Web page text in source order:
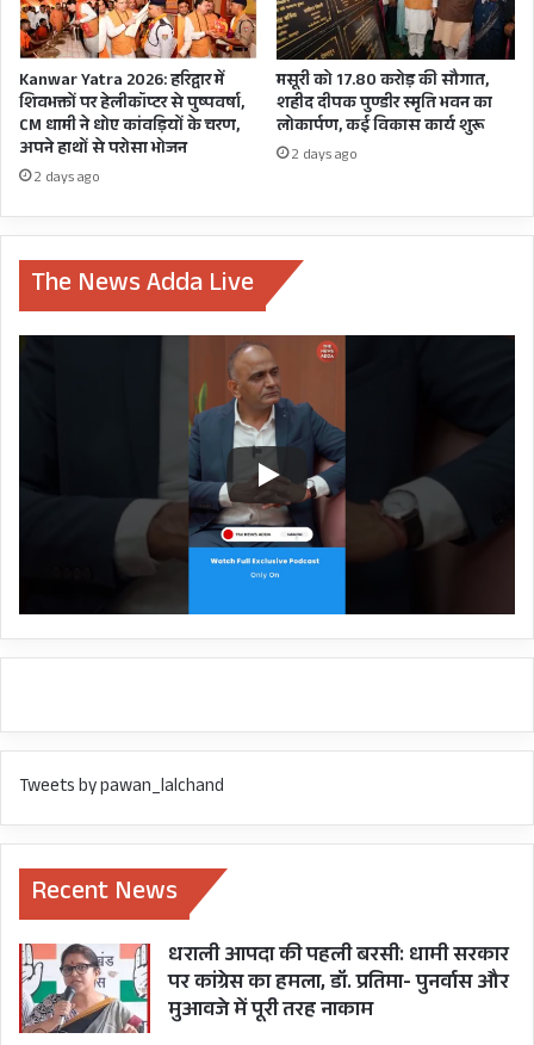
CM PUSHKAR SINGH DHAMI
UTTARAKHAND
Kanwar Yatra 2026: हरिद्वार में
शिवभक्तों पर हेलीकॉप्टर से पुष्पवर्षा,
CM धामी ने धोए कांवड़ियों के चरण,
अपने हाथों से परोसा भोजन
2 days ago
मसूरी को 17.80 करोड़ की सौगात,
शहीद दीपक पुण्डीर स्मृति भवन का
लोकार्पण, कई विकास कार्य शुरू
2 days ago
The News Adda Live
Tweets by pawan_lalchand
Recent News
धराली आपदा की पहली बरसी: धामी सरकार
पर कांग्रेस का हमला, डॉ. प्रतिमा- पुनर्वास और
मुआवजे में पूरी तरह नाकाम